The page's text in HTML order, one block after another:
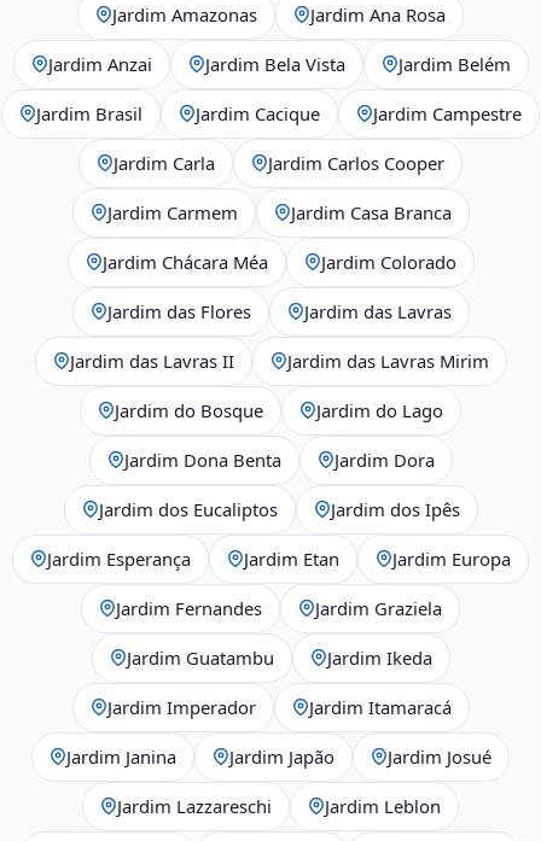
Jardim Amazonas Jardim Ana Rosa
Jardim Anzai Jardim Bela Vista Jardim Belém
Jardim Brasil Jardim Cacique Jardim Campestre
Jardim Carla Jardim Carlos Cooper
Jardim Carmem Jardim Casa Branca
Jardim Chácara Méa Jardim Colorado
Jardim das Flores Jardim das Lavras
Jardim das Lavras II Jardim das Lavras Mirim
Jardim do Bosque Jardim do Lago
Jardim Dona Benta Jardim Dora
Jardim dos Eucaliptos Jardim dos Ipês
Jardim Esperança Jardim Etan Jardim Europa
Jardim Fernandes Jardim Graziela
Jardim Guatambu Jardim Ikeda
Jardim Imperador Jardim Itamaracá
Jardim Janina Jardim Japão Jardim Josué
Jardim Lazzareschi Jardim Leblon